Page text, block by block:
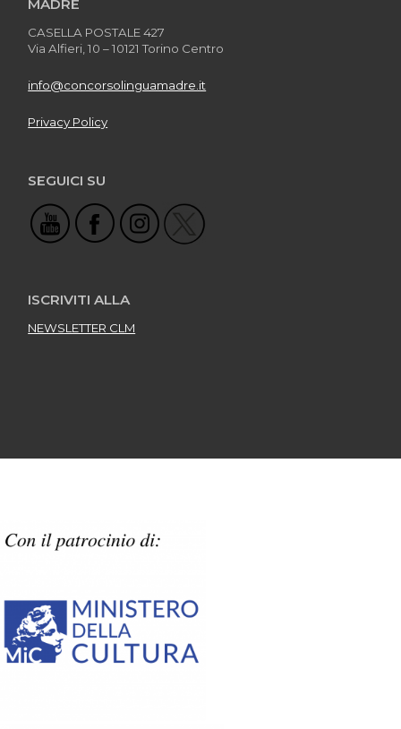
MADRE
CASELLA POSTALE 427
Via Alfieri, 10 – 10121 Torino Centro
info@concorsolinguamadre.it
Privacy Policy
SEGUICI SU
ISCRIVITI ALLA
NEWSLETTER CLM